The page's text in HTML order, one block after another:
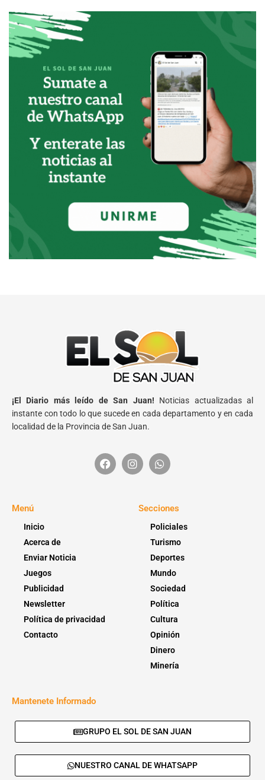
¡El Diario más leído de San Juan! Noticias actualizadas al
instante con todo lo que sucede en cada departamento y en cada
localidad de la Provincia de San Juan.
Menú
Inicio
Acerca de
Enviar Noticia
Juegos
Publicidad
Newsletter
Política de privacidad
Contacto
Secciones
Policiales
Turismo
Deportes
Mundo
Sociedad
Política
Cultura
Opinión
Dinero
Minería
Mantenete Informado
GRUPO EL SOL DE SAN JUAN
NUESTRO CANAL DE WHATSAPP